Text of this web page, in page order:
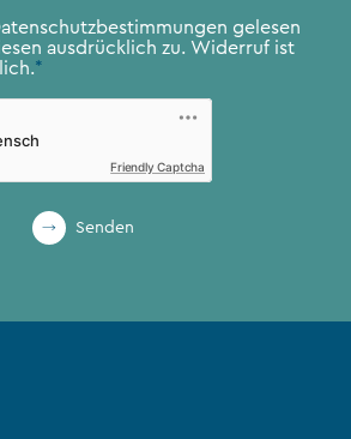
gelesen
ausdrücklich zu. Widerruf ist
*
Friendly Captcha
Senden